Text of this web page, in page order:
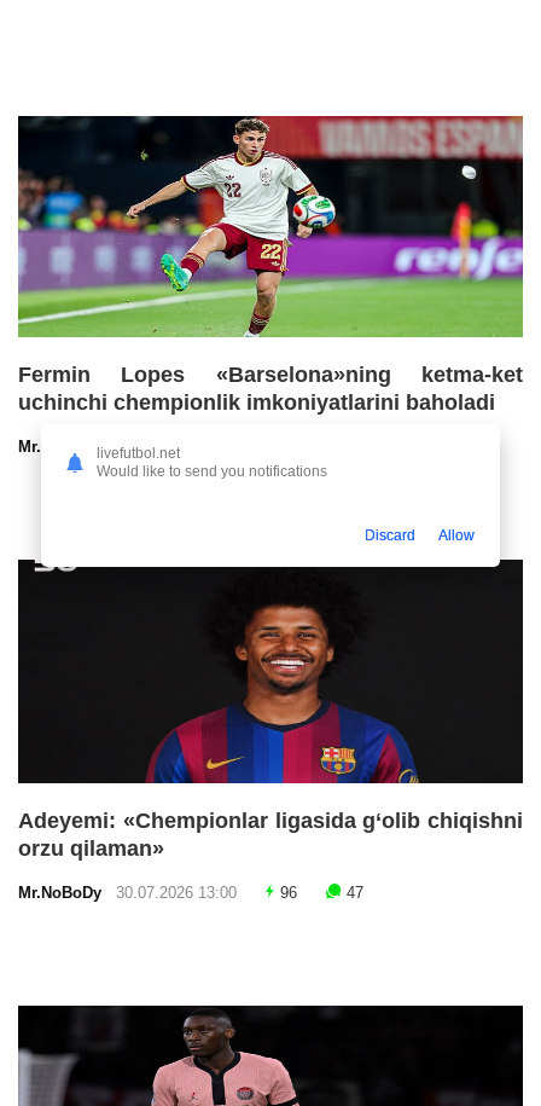
Fermin Lopes «Barselona»ning ketma-ket
uchinchi chempionlik imkoniyatlarini baholadi
Mr.NoBoDy30.07.2026 13:00
Adeyemi: «Chempionlar ligasida g‘olib chiqishni
orzu qilaman»
Mr.NoBoDy 30.07.2026 13:00 96 47
livefutbol.net
Would like to send you notifications
Discard Allow